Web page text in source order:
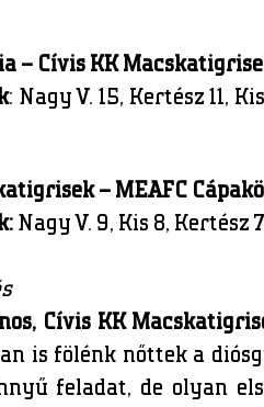
– Cívis KK
: Nagy V. 15, Kertész 11,
– MEAFC
Nagy V. 9, Kis 8, Kertész
Cívis KK
is fölénk nőttek a
feladat, de olyan